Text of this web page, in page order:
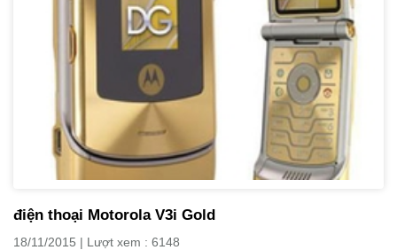
điện thoại Motorola V3i Gold
18/11/2015 | Lượt xem : 6148